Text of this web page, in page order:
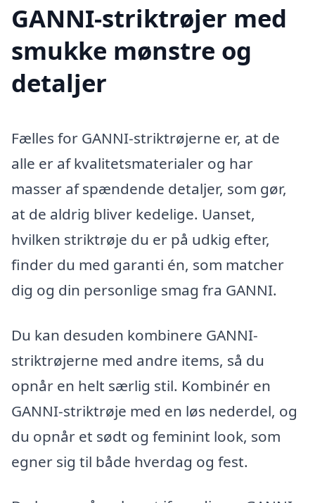
GANNI-striktrøjer med
smukke mønstre og
detaljer
Fælles for GANNI-striktrøjerne er, at de
alle er af kvalitetsmaterialer og har
masser af spændende detaljer, som gør,
at de aldrig bliver kedelige. Uanset,
hvilken striktrøje du er på udkig efter,
finder du med garanti én, som matcher
dig og din personlige smag fra GANNI.
Du kan desuden kombinere GANNI-
striktrøjerne med andre items, så du
opnår en helt særlig stil. Kombinér en
GANNI-striktrøje med en løs nederdel, og
du opnår et sødt og feminint look, som
egner sig til både hverdag og fest.